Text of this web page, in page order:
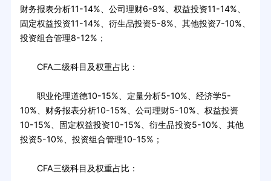
财务报表分析11-14%、公司理财6-9%、权益投资11-14%、
固定权益投资11-14%、衍生品投资5-8%、其他投资7-10%、
投资组合管理8-12%；
CFA二级科目及权重占比：
职业伦理道德10-15%、定量分析5-10%、经济学5-
10%、财务报表分析10-15%、公司理财5-10%、权益投资
10-15%、固定权益投资10-15%、衍生品投资5-10%、其他
投资5-10%、投资组合管理10-15%；
CFA三级科目及权重占比：